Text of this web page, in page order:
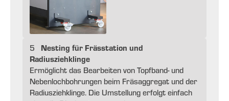
5
Nesting für Frässtation und
Radiusziehklinge
Ermöglicht das Bearbeiten von Topfband- und
Nebenlochbohrungen beim Fräsaggregat und der
Radiusziehklinge. Die Umstellung erfolgt einfach